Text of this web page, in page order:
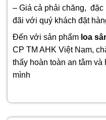
– Giá cả phải chăng,
đãi với quý khách đặt
Đến với sản phẩm loa
CP TM AHK Việt Nam,
thấy hoàn toàn an tâm
mình